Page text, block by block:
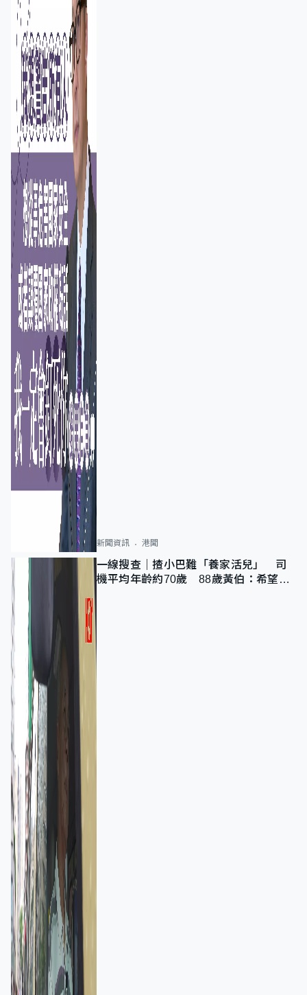
新聞資訊 港聞
一線搜查｜揸小巴難「養家活兒」 司
機平均年齡約70歲 88歲黃伯：希望一